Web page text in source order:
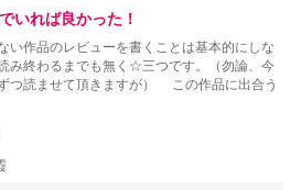
いれば良かった！
い作品のレビューを書くことは基本的にしな
み終わるまでも無く☆三つです。（勿論、今
つ読ませて頂きますが） この作品に出合う